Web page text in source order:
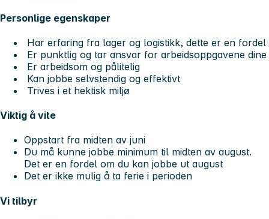
Personlige egenskaper
Har erfaring fra lager og logistikk, dette er en fordel
Er punktlig og tar ansvar for arbeidsoppgavene dine
Er arbeidsom og pålitelig
Kan jobbe selvstendig og effektivt
Trives i et hektisk miljø
Viktig å vite
Oppstart fra midten av juni
Du må kunne jobbe minimum til midten av august.
Det er en fordel om du kan jobbe ut august
Det er ikke mulig å ta ferie i perioden
Vi tilbyr